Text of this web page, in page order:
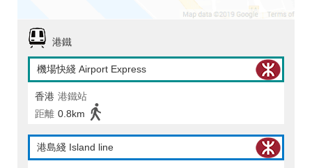
港鐵
機場快綫 Airport Express
香港 港鐵站
距離 0.8km
港島綫 Island line